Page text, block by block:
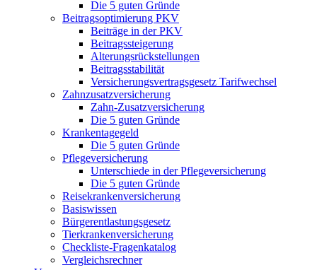
Die 5 guten Gründe
Beitragsoptimierung PKV
Beiträge in der PKV
Beitragssteigerung
Alterungsrückstellungen
Beitragsstabilität
Versicherungsvertragsgesetz Tarifwechsel
Zahnzusatzversicherung
Zahn-Zusatzversicherung
Die 5 guten Gründe
Krankentagegeld
Die 5 guten Gründe
Pflegeversicherung
Unterschiede in der Pflegeversicherung
Die 5 guten Gründe
Reisekrankenversicherung
Basiswissen
Bürgerentlastungsgesetz
Tierkrankenversicherung
Checkliste-Fragenkatalog
Vergleichsrechner